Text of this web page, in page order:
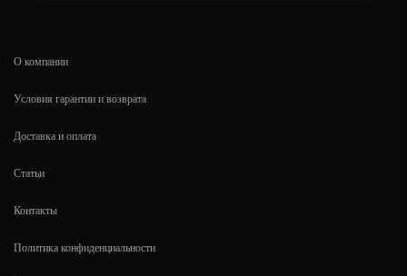
О компании
Условия гарантии и возврата
Доставка и оплата
Статьи
Контакты
Политика конфиденциальности